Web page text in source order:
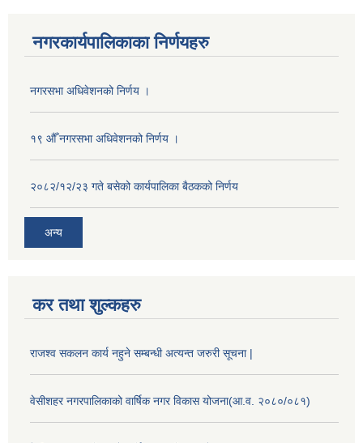
नगरकार्यपालिकाका निर्णयहरु
नगरसभा अधिवेशनको निर्णय ।
१९ औँ नगरसभा अधिवेशनको निर्णय ।
२०८२/१२/२३ गते बसेको कार्यपालिका बैठकको निर्णय
अन्य
कर तथा शुल्कहरु
राजश्व सकलन कार्य नहुने सम्बन्धी अत्यन्त जरुरी सूचना |
वेसीशहर नगरपालिकाको वार्षिक नगर विकास योजना(आ.व. २०८०/०८१)